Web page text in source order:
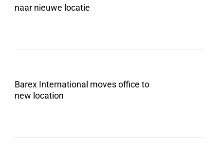
naar nieuwe locatie
Barex International moves office to
new location